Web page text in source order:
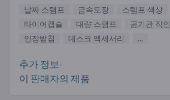
날짜 스탬프 금속도장 스템프 색상
타이어캡슐
대량 스탬프
공기관 직인
인장받침
데스크 액세서리 ...
추가 정보-
이 판매자의 제품